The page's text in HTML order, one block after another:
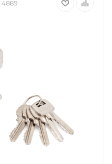
4889